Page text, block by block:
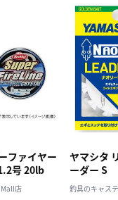
ファイヤー
号 20lb
Mall店
ヤマシタ
ーダー S
釣具のキャス